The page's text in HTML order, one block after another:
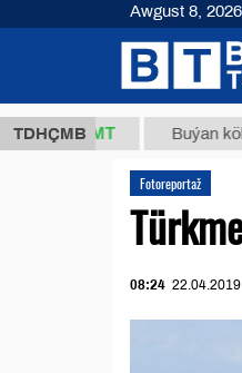
TDHÇMB
ТМТ Buýan köküniň
Fotoreportaž
08:24 22.04.2019
Awgust 8, 2026